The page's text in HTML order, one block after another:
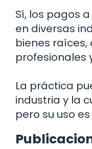
Sí, los pagos
en diversas
bienes raíces,
profesionales
La práctica
industria y la
pero su uso